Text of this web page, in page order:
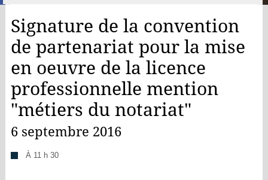
Signature de la convention
de partenariat pour la mise
en oeuvre de la licence
professionnelle mention
"métiers du notariat"
6 septembre 2016
À 11 h 30